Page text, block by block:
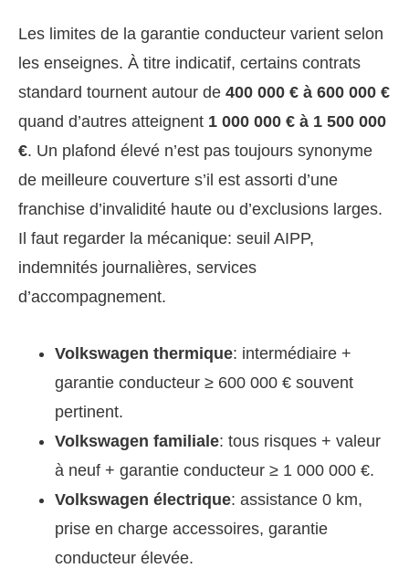
Les limites de la garantie conducteur varient selon
les enseignes. À titre indicatif, certains contrats
standard tournent autour de 400 000 € à 600 000 €
quand d’autres atteignent 1 000 000 € à 1 500 000
€. Un plafond élevé n’est pas toujours synonyme
de meilleure couverture s’il est assorti d’une
franchise d’invalidité haute ou d’exclusions larges.
Il faut regarder la mécanique: seuil AIPP,
indemnités journalières, services
d’accompagnement.
Volkswagen thermique: intermédiaire +
garantie conducteur ≥ 600 000 € souvent
pertinent.
Volkswagen familiale: tous risques + valeur
à neuf + garantie conducteur ≥ 1 000 000 €.
Volkswagen électrique: assistance 0 km,
prise en charge accessoires, garantie
conducteur élevée.